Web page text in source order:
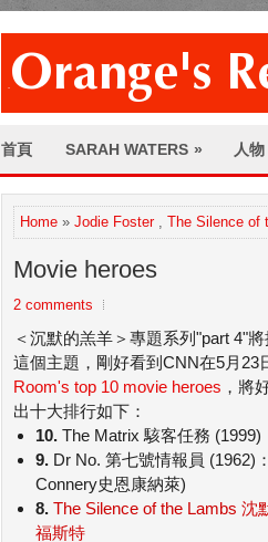
首頁 SARAH WATERS » 人物
Home » Jodie Foster, The Silence of
Movie heroes
2 comments
＜沉默的羔羊＞專題系列"part 4"
這個主題，剛好看到CNN在5月23
Room's top 10 movie heroes ，將
出十大排行如下：
10. The Matrix 駭客任務
9. Dr No. 第七號情報員 (1962)
Connery史恩康納萊)
8. The Silence of the Lambs 沈
福斯特